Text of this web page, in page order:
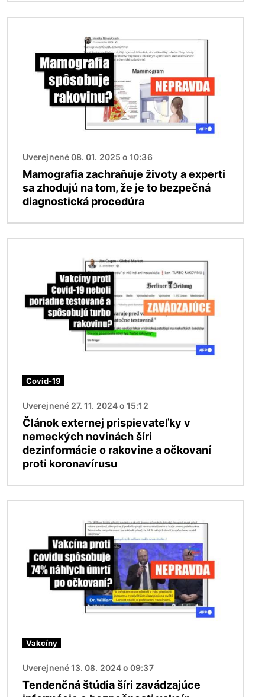
Uverejnené 08. 01. 2025 o 10:36
Mamografia zachraňuje životy a experti
sa zhodujú na tom, že je to bezpečná
diagnostická procedúra
Covid-19
Uverejnené 27. 11. 2024 o 15:12
Článok externej prispievateľky v
nemeckých novinách šíri
dezinformácie o rakovine a očkovaní
proti koronavírusu
Vakcíny
Uverejnené 13. 08. 2024 o 09:37
Tendenčná štúdia šíri zavádzajúce